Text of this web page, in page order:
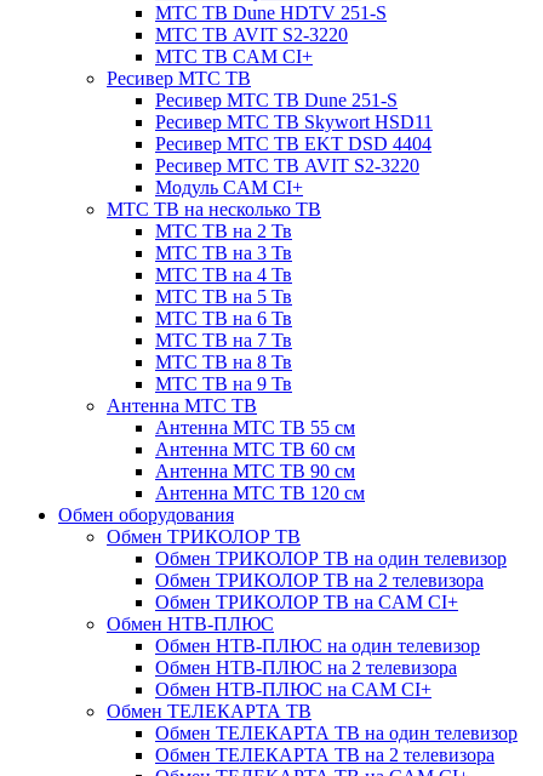
МТС ТВ Dune HDTV 251-S
МТС ТВ AVIT S2-3220
МТС ТВ CAM CI+
Ресивер МТС ТВ
Ресивер МТС ТВ Dune 251-S
Ресивер МТС ТВ Skywort HSD11
Ресивер МТС ТВ EKT DSD 4404
Ресивер МТС ТВ AVIT S2-3220
Модуль CAM CI+
МТС ТВ на несколько ТВ
МТС ТВ на 2 Тв
МТС ТВ на 3 Тв
МТС ТВ на 4 Тв
МТС ТВ на 5 Тв
МТС ТВ на 6 Тв
МТС ТВ на 7 Тв
МТС ТВ на 8 Тв
МТС ТВ на 9 Тв
Антенна МТС ТВ
Антенна МТС ТВ 55 см
Антенна МТС ТВ 60 см
Антенна МТС ТВ 90 см
Антенна МТС ТВ 120 см
Обмен оборудования
Обмен ТРИКОЛОР ТВ
Обмен ТРИКОЛОР ТВ на один телевизор
Обмен ТРИКОЛОР ТВ на 2 телевизора
Обмен ТРИКОЛОР ТВ на CAM CI+
Обмен НТВ-ПЛЮС
Обмен НТВ-ПЛЮС на один телевизор
Обмен НТВ-ПЛЮС на 2 телевизора
Обмен НТВ-ПЛЮС на CAM CI+
Обмен ТЕЛЕКАРТА ТВ
Обмен ТЕЛЕКАРТА ТВ на один телевизор
Обмен ТЕЛЕКАРТА ТВ на 2 телевизора